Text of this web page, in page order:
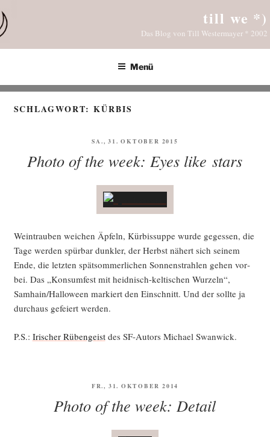
Inhalt
springen
till we *)
Das Blog von Till Westermayer * 2002
Menü
SCHLAGWORT:KÜRBIS
VERÖFFENTLICHT
SA., 31. OKTOBER 2015
Photo of the week: Eyes like stars
Wein­trau­ben wei­chen Äpfeln, Kür­bis­sup­pe wur­de geges­sen, die
Tage wer­den spür­bar dunk­ler, der Herbst nähert sich sei­nem
Ende, die letz­ten spät­som­mer­li­chen Son­nen­strah­len gehen vor­
bei. Das „Kon­sum­fest mit heid­nisch-kel­ti­schen Wur­zeln“,
Samhain/Halloween mar­kiert den Ein­schnitt. Und der soll­te ja
durch­aus gefei­ert werden.
P.S.: Iri­scher Rüben­geistdes SF-Autors Micha­el Swanwick.
VERÖFFENTLICHT
FR., 31. OKTOBER 2014
Photo of the week: Detail